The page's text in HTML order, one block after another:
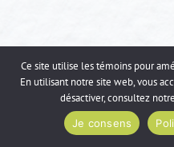
Ce site utilise les témoins pour
En utilisant notre site web, vous
désactiver, consultez notre
Je consens